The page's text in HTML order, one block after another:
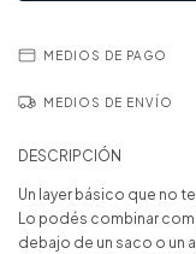
MEDIOS DE PAGO
MEDIOS DE ENVÍO
DESCRIPCIÓN
Un layer básico que no
Lo podés combinar
debajo de un saco o un